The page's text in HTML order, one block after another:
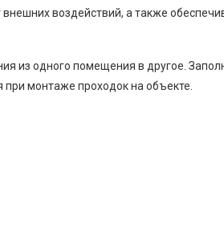
воздействий, а также
из одного помещения в другое.
монтаже проходок на объекте.